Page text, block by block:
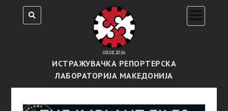
08.08.2026
ИСТРАЖУВАЧКА РЕПОРТЕРСКА
ЛАБОРАТОРИЈА МАКЕДОНИЈА
open
menu